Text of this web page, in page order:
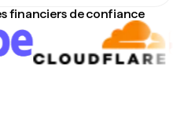
financiers de confiance